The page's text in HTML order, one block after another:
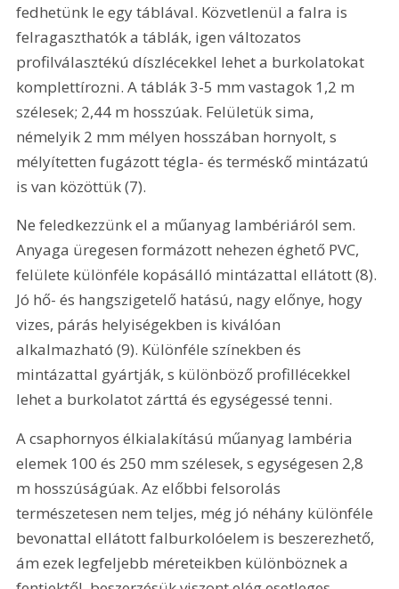
fedhetünk le egy táblával. Közvetlenül a falra is
felragaszthatók a táblák, igen változatos
profilválasztékú díszlécekkel lehet a burkolatokat
komplettírozni. A táblák 3-5 mm vastagok 1,2 m
szélesek; 2,44 m hosszúak. Felületük sima,
némelyik 2 mm mélyen hosszában hornyolt, s
mélyítetten fugázott tégla- és terméskő mintázatú
is van közöttük (7).
Ne feledkezzünk el a műanyag lambériáról sem.
Anyaga üregesen formázott nehezen éghető PVC,
felülete különféle kopásálló mintázattal ellátott (8).
Jó hő- és hangszigetelő hatású, nagy előnye, hogy
vizes, párás helyiségekben is kiválóan
alkalmazható (9). Különféle színekben és
mintázattal gyártják, s különböző profillécekkel
lehet a burkolatot zárttá és egységessé tenni.
A csaphornyos élkialakítású műanyag lambéria
elemek 100 és 250 mm szélesek, s egységesen 2,8
m hosszúságúak. Az előbbi felsorolás
természetesen nem teljes, még jó néhány különféle
bevonattal ellátott falburkolóelem is beszerezhető,
ám ezek legfeljebb méreteikben különböznek a